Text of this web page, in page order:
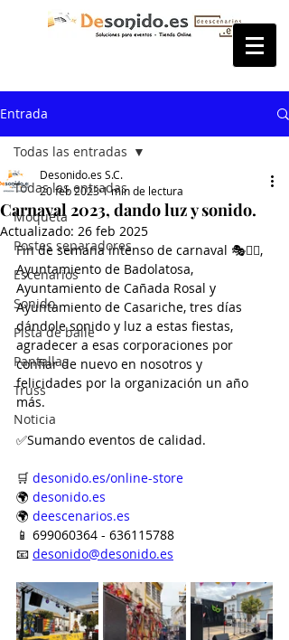
Entrada
Todas las entradas
Moqueta
Postes separadores
Escenarios
Sonido
Pista de baile
Pantallas
Truss
Noticia
Todas las entradas
Carnaval 2023, dando luz y sonido.
Desonido.es S.C.
20 feb 20231 min de lectura
Actualizado: 26 feb 2025
Fin de semana intenso de carnaval 🎭🤹‍♂️,
Ayuntamiento de Badolatosa,
Ayuntamiento de Cañada Rosal y
Ayuntamiento de Casariche, tres días
dándole sonido y luz a estas fiestas,
agradecer a esas corporaciones por
confiar de nuevo en nosotros y
felicidades por la organización un año
más.
✅Sumando eventos de calidad.
🛒 desonido.es/online-store
🌍 desonido.es
🌍 deescenarios.es
📱 699060364 - 636115788
📧 desonido@desonido.es